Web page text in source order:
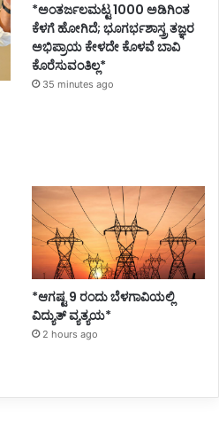
*ಅಂತರ್ಜಲಮಟ್ಟ 1000 ಅಡಿಗಿಂತ
ಕೆಳಗೆ ಹೋಗಿದೆ; ಭೂಗರ್ಭಶಾಸ್ತ್ರ ತಜ್ಞರ
ಅಭಿಪ್ರಾಯ ಕೇಳದೇ ಕೊಳವೆ ಬಾವಿ
ಕೊರೆಸುವಂತಿಲ್ಲ*
35 minutes ago
*ಆಗಷ್ಟ 9 ರಂದು ಬೆಳಗಾವಿಯಲ್ಲಿ
ವಿದ್ಯುತ್ ವ್ಯತ್ಯಯ*
2 hours ago